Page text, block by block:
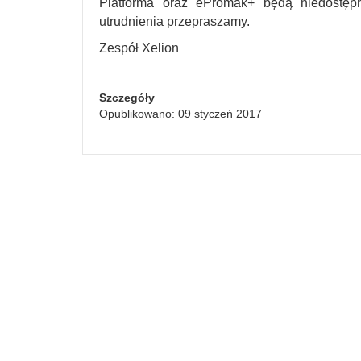
Platforma oraz ePromak+ będą
utrudnienia przepraszamy.
Zespół Xelion
Szczegóły
Opublikowano: 09 styczeń 2017